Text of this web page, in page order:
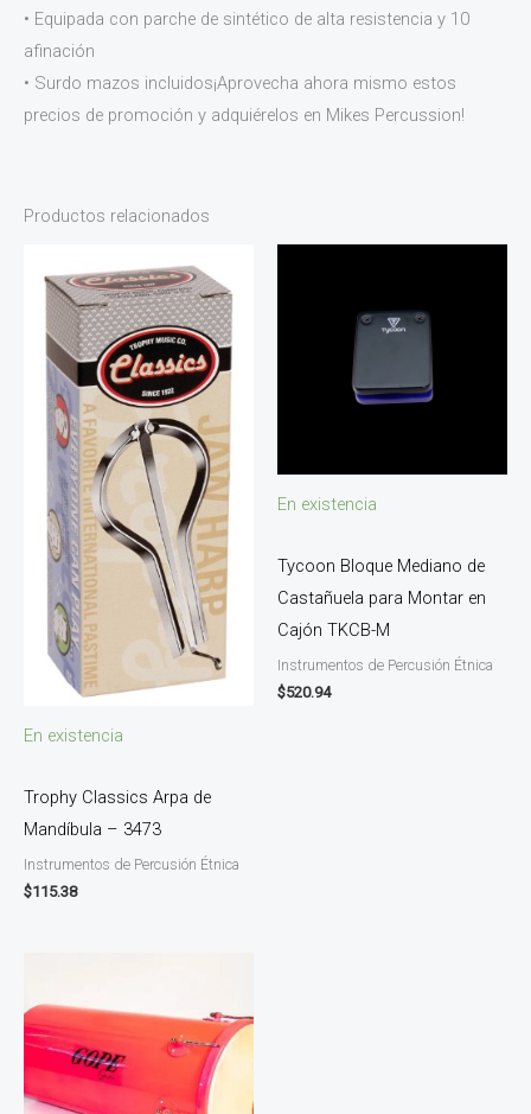
• Equipada con parche de sintético de alta resistencia y 10
afinación
• Surdo mazos incluidos¡Aprovecha ahora mismo estos
precios de promoción y adquiérelos en Mikes Percussion!
Productos relacionados
En existencia
Trophy Classics Arpa de
Mandíbula – 3473
Instrumentos de Percusión Étnica
$115.38
En existencia
Tycoon Bloque Mediano de
Castañuela para Montar en
Cajón TKCB-M
Instrumentos de Percusión Étnica
$520.94